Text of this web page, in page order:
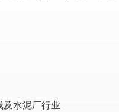
及水泥厂行业